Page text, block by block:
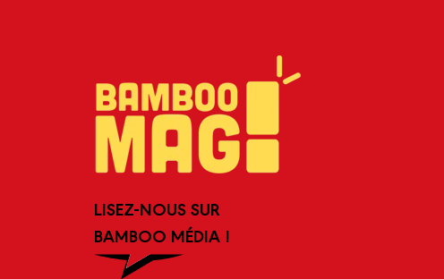
LISEZ-NOUS SUR
BAMBOO MÉDIA !